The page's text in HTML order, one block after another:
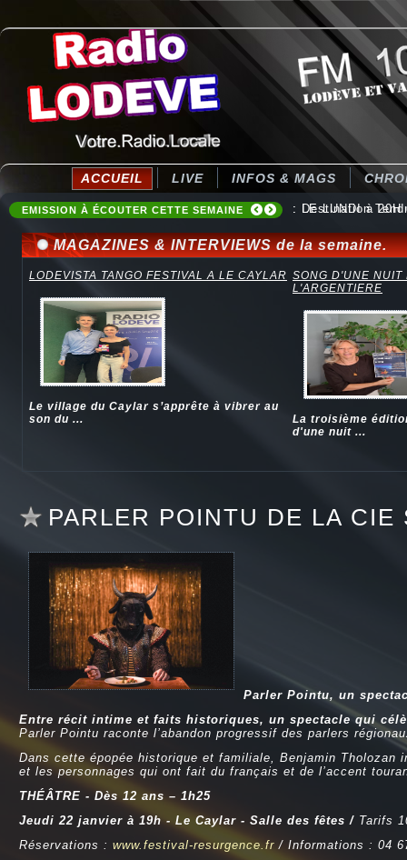
ACCUEIL LIVE INFOS & MAGS
EMISSION À ÉCOUTER CETTE SEMAINE : Destination
MAGAZINES & INTERVIEWS de la semaine.
LODEVISTA TANGO FESTIVAL A LE CAYLAR
Le village du Caylar s’apprête à vibrer au
son du ...
SONG D'UNE NUIT
L'ARGENTIERE
La troisième
d'une nuit ...
PARLER POINTU DE LA CIE
Parler Pointu, un
Entre récit intime et faits historiques, un spectacle qui
Parler Pointu raconte l’abandon progressif des parlers
Dans cette épopée historique et familiale, Benjamin
et les personnages qui ont fait du français et de l’accent
THÉÂTRE - Dès 12 ans – 1h25
Jeudi 22 janvier à 19h - Le Caylar - Salle des fêtes / Tarifs
Réservations : www.festival-resurgence.fr / Informations : 04